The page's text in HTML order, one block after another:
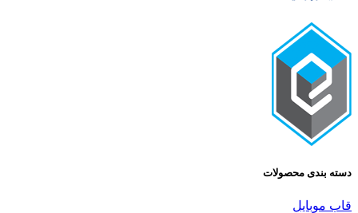
محصولات